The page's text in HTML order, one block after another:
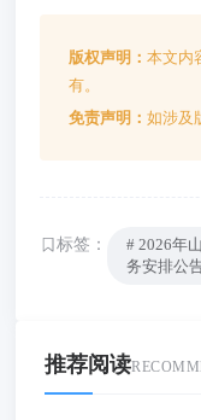
版权声明：本文内
有。
免责声明：如涉及
标签：
# 2026年
务安排公
推荐阅读